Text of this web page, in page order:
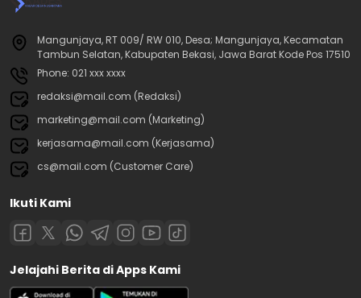
Mangunjaya, RT 009/ RW 010, Desa; Mangunjaya, Kecamatan
Tambun Selatan, Kabupaten Bekasi, Jawa Barat Kode Pos 17510
Phone: 021 xxx xxxx
redaksi@mail.com (Redaksi)
marketing@mail.com (Marketing)
kerjasama@mail.com (Kerjasama)
cs@mail.com (Customer Care)
Ikuti Kami
Jelajahi Berita di Apps Kami